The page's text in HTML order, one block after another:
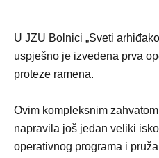
U JZU Bolnici „Sveti
uspješno je izvedena prva
proteze ramena.
Ovim kompleksnim
napravila još jedan veliki
operativnog programa i